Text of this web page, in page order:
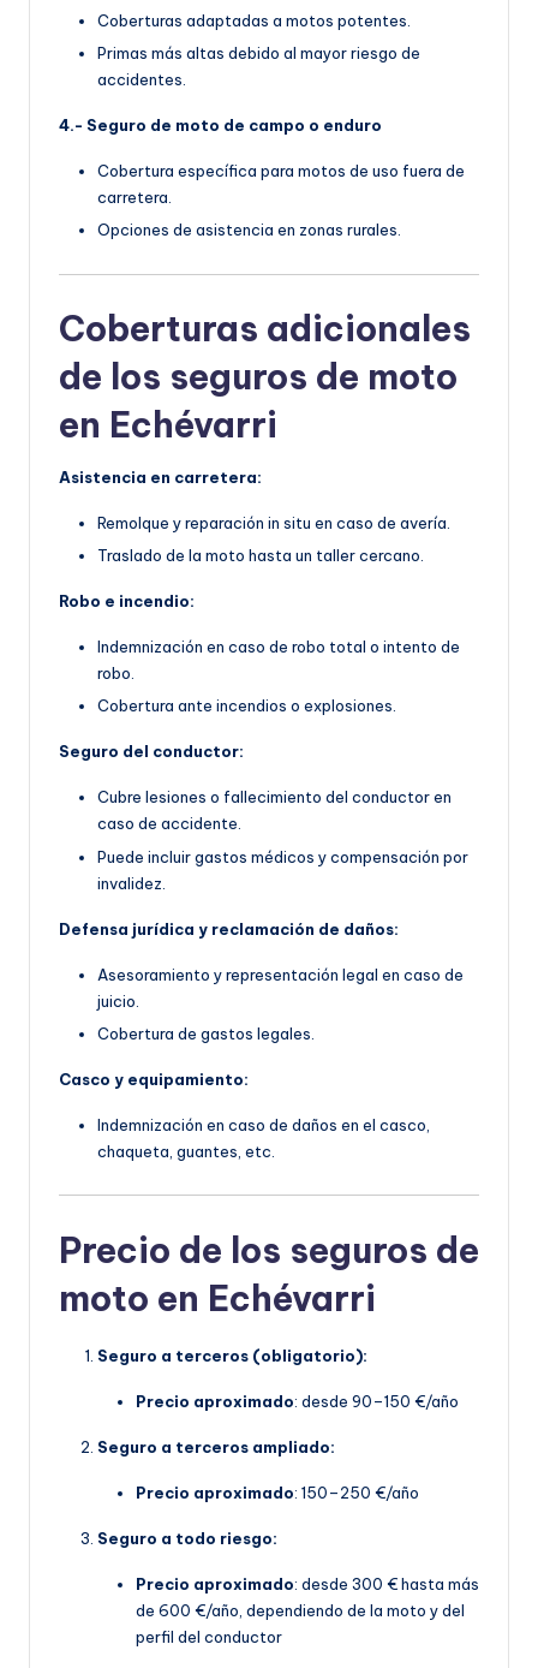
Coberturas adaptadas a motos potentes.
Primas más altas debido al mayor riesgo de
accidentes.
4.- Seguro de moto de campo o enduro
Cobertura específica para motos de uso fuera de
carretera.
Opciones de asistencia en zonas rurales.
Coberturas adicionales
de los seguros de moto
en Echévarri
Asistencia en carretera:
Remolque y reparación in situ en caso de avería.
Traslado de la moto hasta un taller cercano.
Robo e incendio:
Indemnización en caso de robo total o intento de
robo.
Cobertura ante incendios o explosiones.
Seguro del conductor:
Cubre lesiones o fallecimiento del conductor en
caso de accidente.
Puede incluir gastos médicos y compensación por
invalidez.
Defensa jurídica y reclamación de daños:
Asesoramiento y representación legal en caso de
juicio.
Cobertura de gastos legales.
Casco y equipamiento:
Indemnización en caso de daños en el casco,
chaqueta, guantes, etc.
Precio de los seguros de
moto en Echévarri
Seguro a terceros (obligatorio):
Precio aproximado: desde 90–150 €/año
Seguro a terceros ampliado:
Precio aproximado: 150–250 €/año
Seguro a todo riesgo:
Precio aproximado: desde 300 € hasta más
de 600 €/año, dependiendo de la moto y del
perfil del conductor